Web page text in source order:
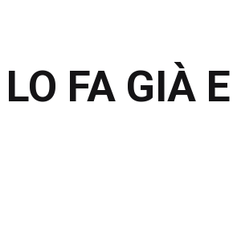
FA GIÀ